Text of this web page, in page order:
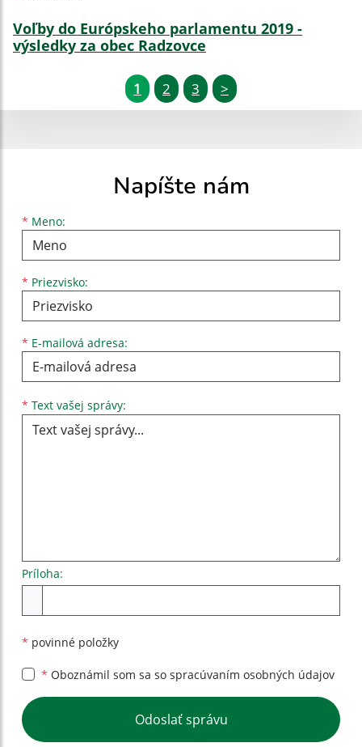
Voľby do Európskeho parlamentu 2019 -
výsledky za obec Radzovce
1 2 3 >
Napíšte nám
* Meno:
Meno
* Priezvisko:
Priezvisko
* E-mailová adresa:
E-mailová adresa
* Text vašej správy:
Príloha:
* povinné položky
* Oboznámil som sa so spracúvaním osobných údajov
Google reCaptcha Response
Odoslať správu